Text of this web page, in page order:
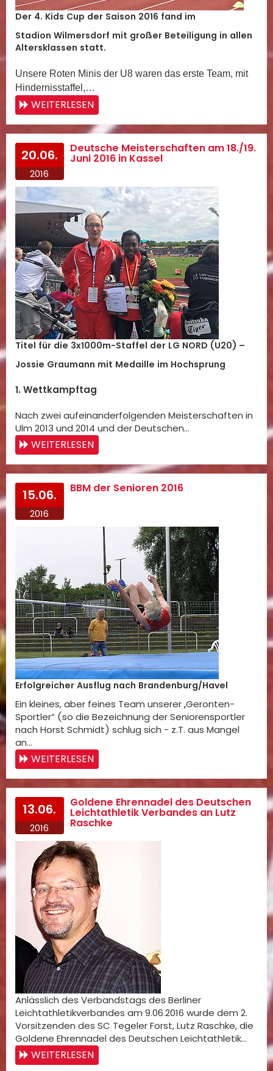
Der 4. Kids Cup der Saison 2016 fand im
Stadion Wilmersdorf mit großer Beteiligung in allen
Altersklassen statt.
Unsere Roten Minis der U8 waren das erste Team, mit
Hindernisstaffel,…
WEITERLESEN
20.06.
2016
Deutsche Meisterschaften am 18./19.
Juni 2016 in Kassel
Titel für die 3x1000m-Staffel der LG NORD (U20) –
Jossie Graumann mit Medaille im Hochsprung
1. Wettkampftag
Nach zwei aufeinanderfolgenden Meisterschaften in
Ulm 2013 und 2014 und der Deutschen…
WEITERLESEN
15.06.
2016
BBM der Senioren 2016
Erfolgreicher Ausflug nach Brandenburg/Havel
Ein kleines, aber feines Team unserer „Geronten-
Sportler“ (so die Bezeichnung der Seniorensportler
nach Horst Schmidt) schlug sich - z.T. aus Mangel
an…
WEITERLESEN
13.06.
2016
Goldene Ehrennadel des Deutschen
Leichtathletik Verbandes an Lutz
Raschke
Anlässlich des Verbandstags des Berliner
Leichtathletikverbandes am 9.06.2016 wurde dem 2.
Vorsitzenden des SC Tegeler Forst, Lutz Raschke, die
Goldene Ehrennadel des Deutschen Leichtathletik…
WEITERLESEN